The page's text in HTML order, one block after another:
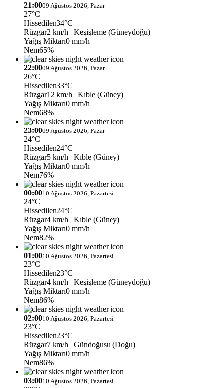
21:0009 Ağustos 2026, Pazar
27°C
Hissedilen34°C
Rüzgar2 km/h | Keşişleme (Güneydoğu)
Yağış Miktarı0 mm/h
Nem65%
22:0009 Ağustos 2026, Pazar
26°C
Hissedilen33°C
Rüzgar12 km/h | Kıble (Güney)
Yağış Miktarı0 mm/h
Nem68%
23:0009 Ağustos 2026, Pazar
24°C
Hissedilen24°C
Rüzgar5 km/h | Kıble (Güney)
Yağış Miktarı0 mm/h
Nem76%
00:0010 Ağustos 2026, Pazartesi
24°C
Hissedilen24°C
Rüzgar4 km/h | Kıble (Güney)
Yağış Miktarı0 mm/h
Nem82%
01:0010 Ağustos 2026, Pazartesi
23°C
Hissedilen23°C
Rüzgar4 km/h | Keşişleme (Güneydoğu)
Yağış Miktarı0 mm/h
Nem86%
02:0010 Ağustos 2026, Pazartesi
23°C
Hissedilen23°C
Rüzgar7 km/h | Gündoğusu (Doğu)
Yağış Miktarı0 mm/h
Nem86%
03:0010 Ağustos 2026, Pazartesi